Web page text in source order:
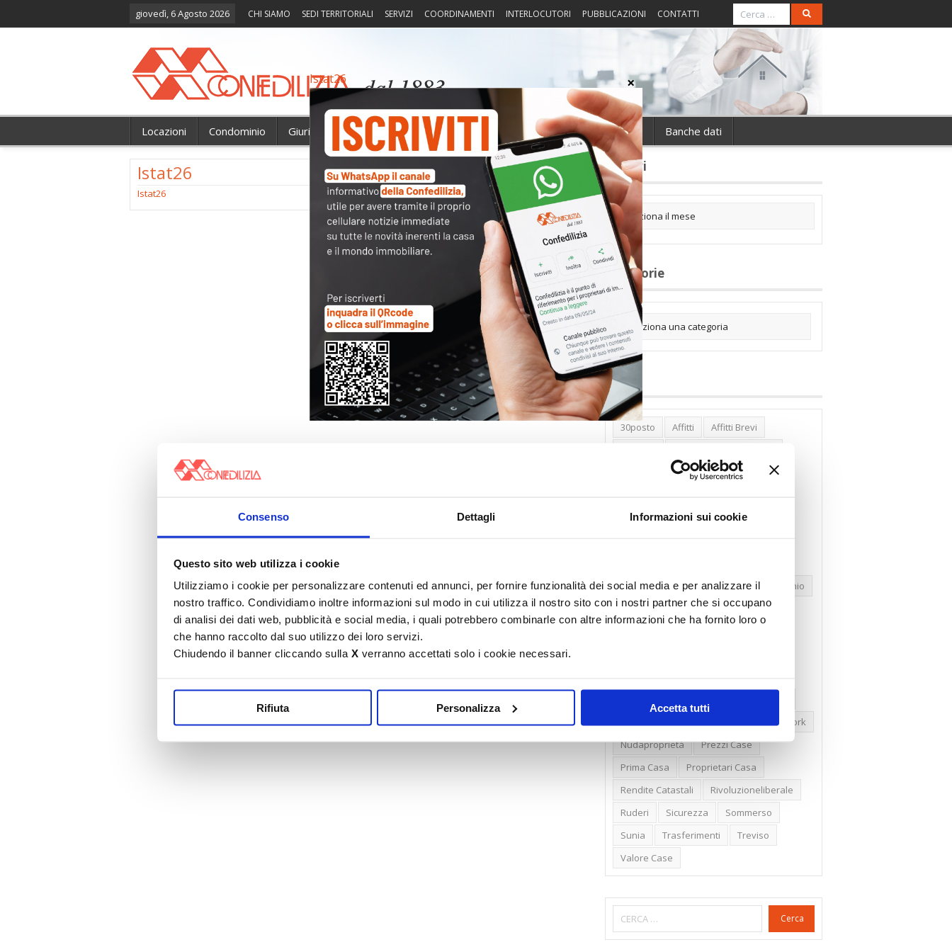
Consenso Dettagli Informazioni sui cookie
Questo sito web utilizza i cookie
Utilizziamo i cookie per personalizzare contenuti ed annunci, per fornire funzionalità dei social media e per analizzare il
nostro traffico. Condividiamo inoltre informazioni sul modo in cui utilizza il nostro sito con i nostri partner che si occupano
di analisi dei dati web, pubblicità e social media, i quali potrebbero combinarle con altre informazioni che ha fornito loro o
che hanno raccolto dal suo utilizzo dei loro servizi.
Chiudendo il banner cliccando sulla X verranno accettati solo i cookie necessari.
Rifiuta Personalizza Accetta tutti
giovedì, 6 Agosto 2026 CHI SIAMO SEDI TERRITORIALI SERVIZI COORDINAMENTI INTERLOCUTORI PUBBLICAZIONI CONTATTI
Locazioni Condominio Giurisprudenza Fisco Portierato Intorno alla casa Notizie Banche dati
Istat26
Istat26
Archivi
Categorie
Tag
30posto Affitti
Affitti Brevi
Banca Woolwich
Bilocali
Cambioabitazione
Carenza Alloggi
Compravendite Immobiliari
Condominio
Confcommercio
Confedilizia.EU
New York
Nudaproprietà
Prezzi Case
Prima Casa
Proprietari Casa
Rendite Catastali
Rivoluzioneliberale
Ruderi
Sicurezza
Sommerso
Sunia
Trasferimenti
Treviso
Valore Case
Cerca
Istat26